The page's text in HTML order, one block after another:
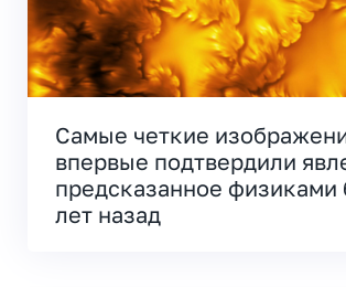
Самые четкие
впервые подтвердили
предсказанное физиками
лет назад